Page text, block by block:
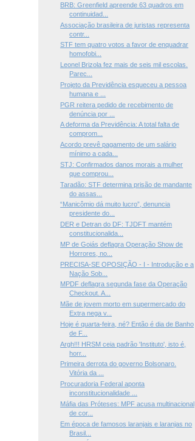
BRB: Greenfield apreende 63 quadros em
continuidad...
Associação brasileira de juristas representa
contr...
STF tem quatro votos a favor de enquadrar
homofobi...
Leonel Brizola fez mais de seis mil escolas.
Parec...
Projeto da Previdência esqueceu a pessoa
humana e ...
PGR reitera pedido de recebimento de
denúncia por ...
A deforma da Previdência: A total falta de
comprom...
Acordo prevê pagamento de um salário
mínimo a cada...
STJ: Confirmados danos morais a mulher
que comprou...
Taradão: STF determina prisão de mandante
do assas...
“Manicômio dá muito lucro”, denuncia
presidente do...
DER e Detran do DF: TJDFT mantém
constitucionalida...
MP de Goiás deflagra Operação Show de
Horrores, no...
PRECISA-SE OPOSIÇÃO - I - Introdução e a
Nação Sob...
MPDF deflagra segunda fase da Operação
Checkout. A...
Mãe de jovem morto em supermercado do
Extra nega v...
Hoje é quarta-feira, né? Então é dia de Banho
de F...
Argh!!! HRSM ceia padrão 'Instituto', isto é,
horr...
Primeira derrota do governo Bolsonaro.
Vitória da ...
Procuradoria Federal aponta
inconstitucionalidade ...
Máfia das Próteses: MPF acusa multinacional
de cor...
Em época de famosos laranjais e laranjas no
Brasil...